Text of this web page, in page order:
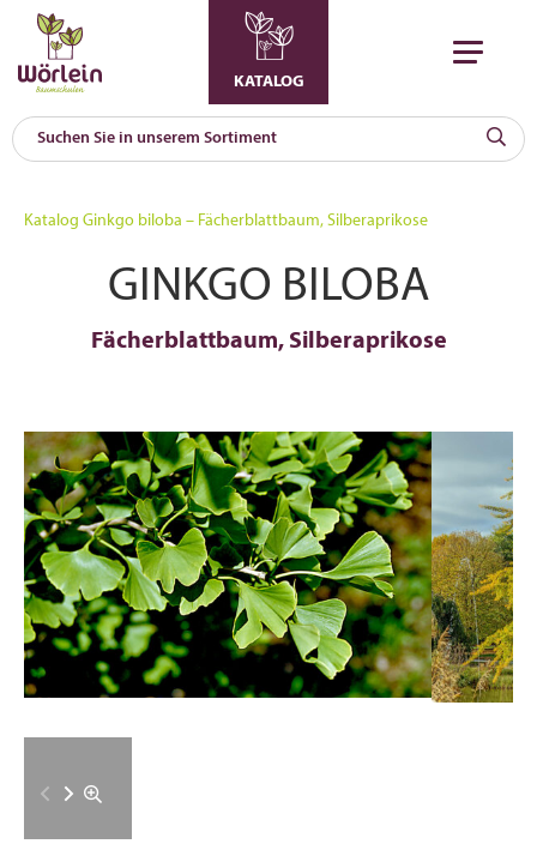
KATALOG
Katalog Ginkgo biloba – Fächerblattbaum, Silberaprikose
GINKGO BILOBA
Fächerblattbaum, Silberaprikose